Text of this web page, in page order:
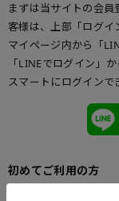
まずは当サイトの会
客様は、上部「ログイ
マイページ内から「
「LINEでログイン」
スマートにログインで
初めてご利用の方